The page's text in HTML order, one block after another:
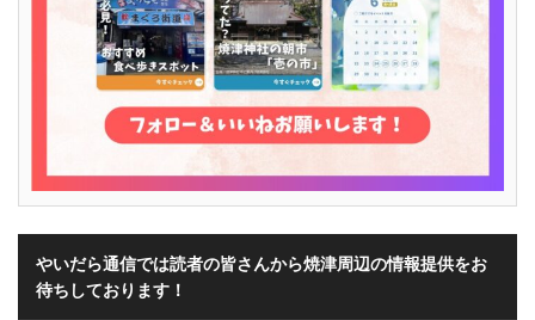
やいだら通信では読者の皆さんから焼津周辺の情報提供をお
待ちしております！